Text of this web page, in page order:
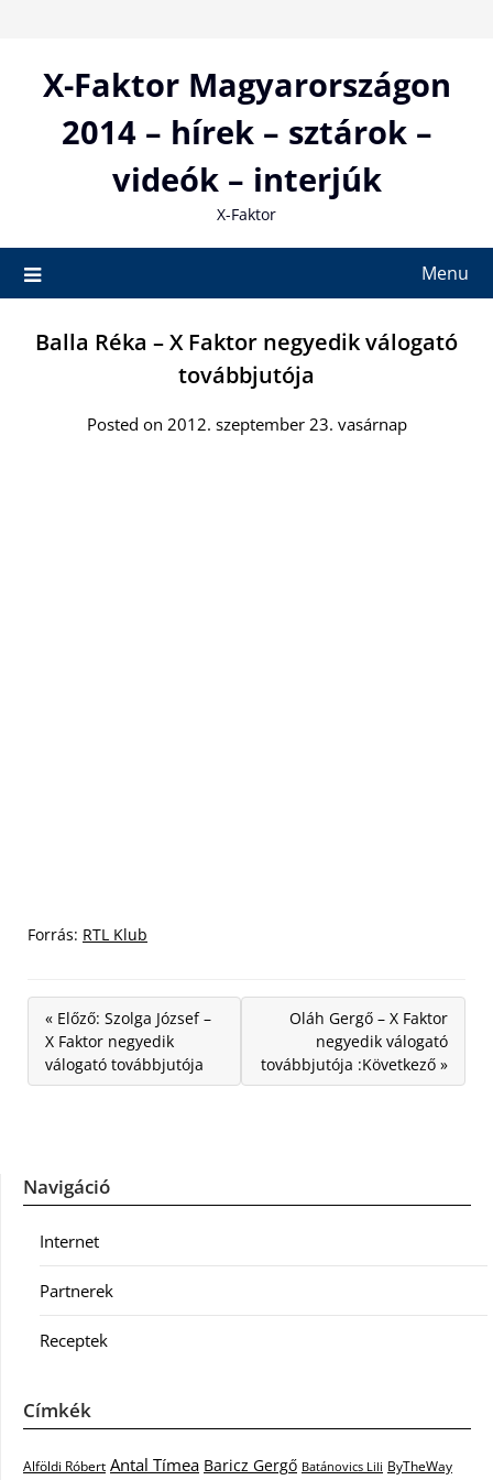
contentX-Faktor Magyarországon
2014 – hírek – sztárok –
videók – interjúk
X-Faktor
Menu
Balla Réka – X Faktor negyedik válogató
továbbjutója
Posted on 2012. szeptember 23. vasárnap
Forrás: RTL Klub
« Előző: Szolga József –
X Faktor negyedik
válogató továbbjutója
Oláh Gergő – X Faktor
negyedik válogató
továbbjutója :Következő »
Navigáció
Internet
Partnerek
Receptek
Címkék
Alföldi Róbert Antal Tímea Baricz Gergő Batánovics Lili ByTheWay